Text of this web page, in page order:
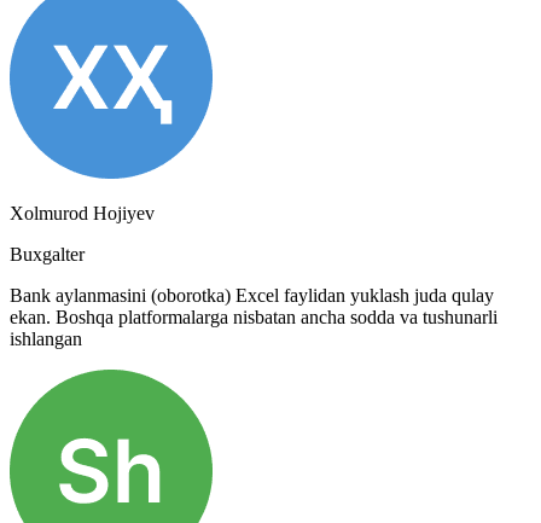
Xolmurod Hojiyev
Buxgalter
Bank aylanmasini (oborotka) Excel faylidan yuklash juda qulay
ekan. Boshqa platformalarga nisbatan ancha sodda va tushunarli
ishlangan